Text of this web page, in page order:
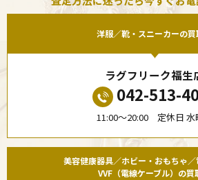
洋服／靴・スニーカーの買
ラグフリーク福生
042-513-
11:00〜20:00 定休日 水
美容健康器具／ホビー・おもちゃ
VVF（電線ケーブル）の買